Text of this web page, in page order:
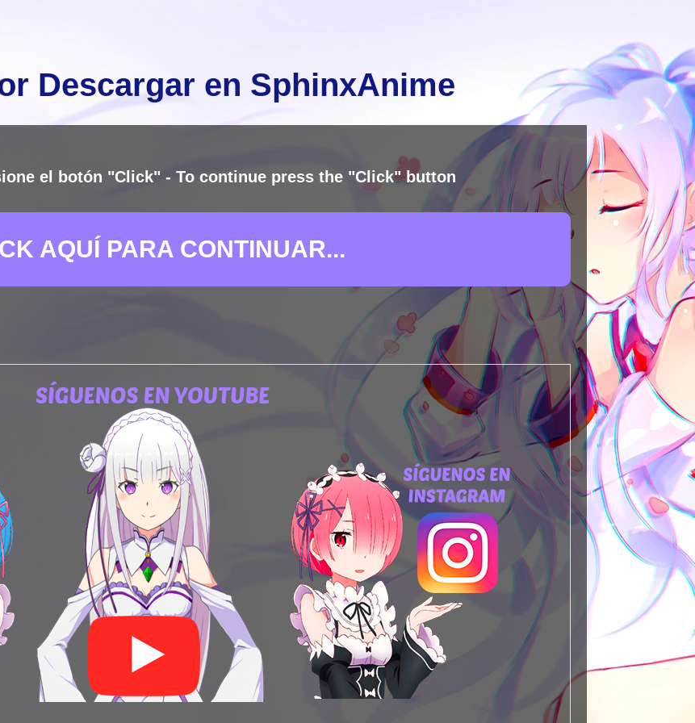
Descargar en SphinxAnime
el botón "Click" - To continue press the "Click" button
AQUÍ PARA CONTINUAR...